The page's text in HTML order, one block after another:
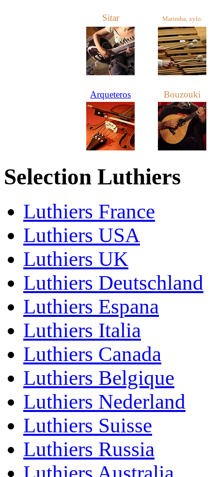
Sitar Marimba, xylo.
Arqueteros Bouzouki
Selection Luthiers
Luthiers France
Luthiers USA
Luthiers UK
Luthiers Deutschland
Luthiers Espana
Luthiers Italia
Luthiers Canada
Luthiers Belgique
Luthiers Nederland
Luthiers Suisse
Luthiers Russia